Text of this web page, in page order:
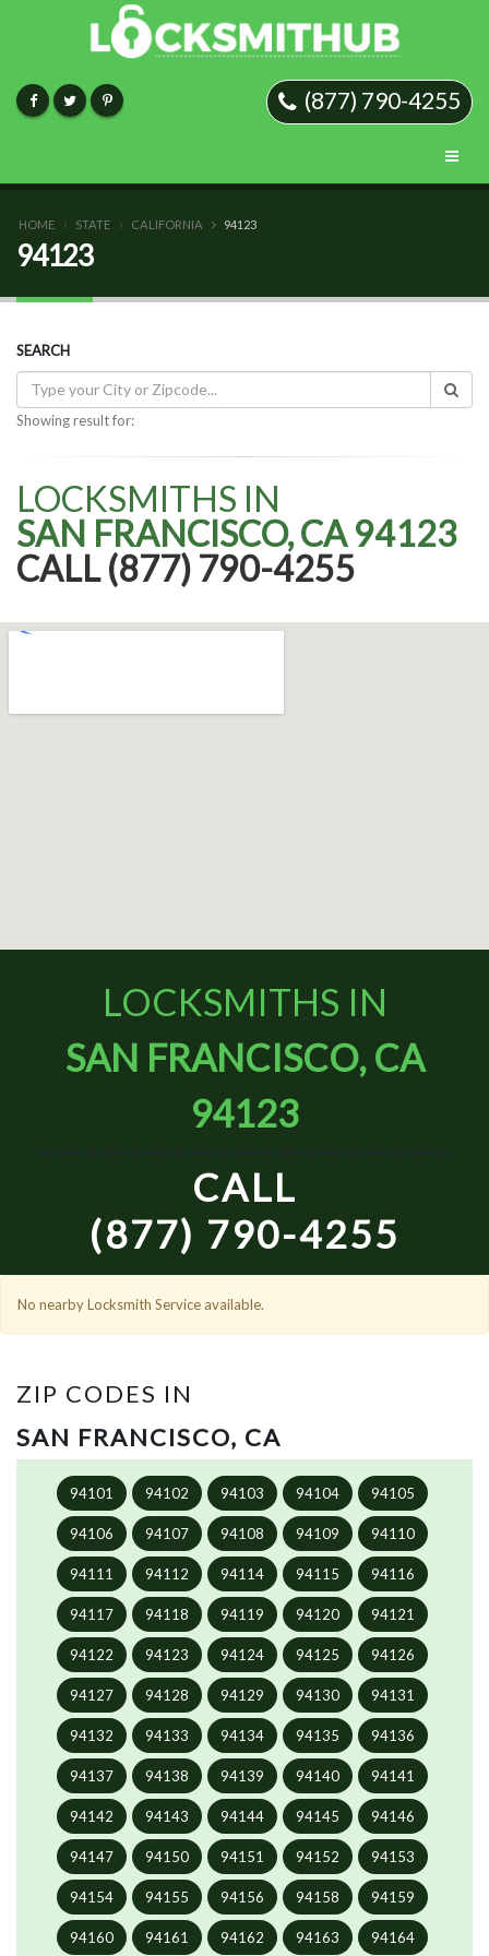
(877) 790-4255
HOME STATE CALIFORNIA 94123
94123
SEARCH
Showing result for:
LOCKSMITHS IN
SAN FRANCISCO, CA 94123
CALL (877) 790-4255
LOCKSMITHS IN
SAN FRANCISCO, CA
94123
CALL
(877) 790-4255
No nearby Locksmith Service available.
ZIP CODES IN
SAN FRANCISCO, CA
94101 94102 94103 94104 94105
94106 94107 94108 94109 94110
94111 94112 94114 94115 94116
94117 94118 94119 94120 94121
94122 94123 94124 94125 94126
94127 94128 94129 94130 94131
94132 94133 94134 94135 94136
94137 94138 94139 94140 94141
94142 94143 94144 94145 94146
94147 94150 94151 94152 94153
94154 94155 94156 94158 94159
94160 94161 94162 94163 94164